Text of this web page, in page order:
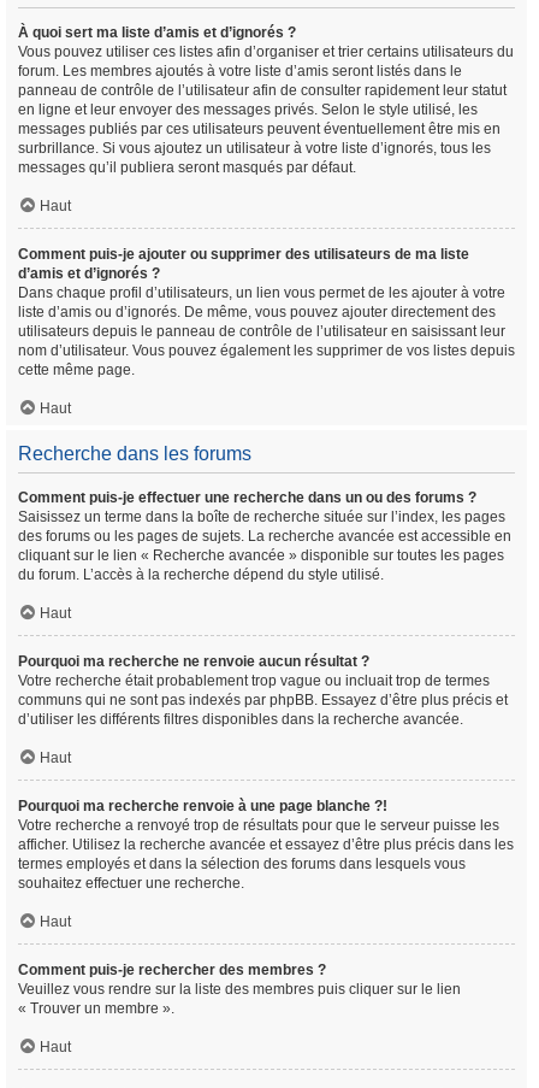
À quoi sert ma liste d’amis et d’ignorés ?
Vous pouvez utiliser ces listes afin d’organiser et trier certains utilisateurs du
forum. Les membres ajoutés à votre liste d’amis seront listés dans le
panneau de contrôle de l’utilisateur afin de consulter rapidement leur statut
en ligne et leur envoyer des messages privés. Selon le style utilisé, les
messages publiés par ces utilisateurs peuvent éventuellement être mis en
surbrillance. Si vous ajoutez un utilisateur à votre liste d’ignorés, tous les
messages qu’il publiera seront masqués par défaut.
Haut
Comment puis-je ajouter ou supprimer des utilisateurs de ma liste
d’amis et d’ignorés ?
Dans chaque profil d’utilisateurs, un lien vous permet de les ajouter à votre
liste d’amis ou d’ignorés. De même, vous pouvez ajouter directement des
utilisateurs depuis le panneau de contrôle de l’utilisateur en saisissant leur
nom d’utilisateur. Vous pouvez également les supprimer de vos listes depuis
cette même page.
Haut
Recherche dans les forums
Comment puis-je effectuer une recherche dans un ou des forums ?
Saisissez un terme dans la boîte de recherche située sur l’index, les pages
des forums ou les pages de sujets. La recherche avancée est accessible en
cliquant sur le lien « Recherche avancée » disponible sur toutes les pages
du forum. L’accès à la recherche dépend du style utilisé.
Haut
Pourquoi ma recherche ne renvoie aucun résultat ?
Votre recherche était probablement trop vague ou incluait trop de termes
communs qui ne sont pas indexés par phpBB. Essayez d’être plus précis et
d’utiliser les différents filtres disponibles dans la recherche avancée.
Haut
Pourquoi ma recherche renvoie à une page blanche ?!
Votre recherche a renvoyé trop de résultats pour que le serveur puisse les
afficher. Utilisez la recherche avancée et essayez d’être plus précis dans les
termes employés et dans la sélection des forums dans lesquels vous
souhaitez effectuer une recherche.
Haut
Comment puis-je rechercher des membres ?
Veuillez vous rendre sur la liste des membres puis cliquer sur le lien
« Trouver un membre ».
Haut